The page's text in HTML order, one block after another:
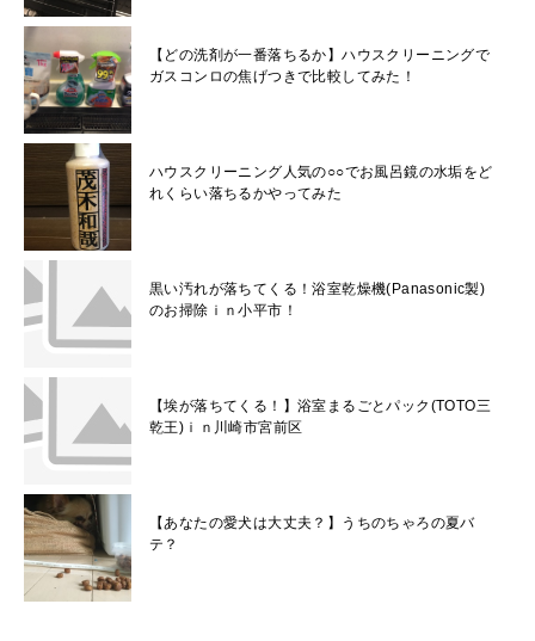
【どの洗剤が一番落ちるか】ハウスクリーニングで
ガスコンロの焦げつきで比較してみた！
ハウスクリーニング人気の○○でお風呂鏡の水垢をど
れくらい落ちるかやってみた
黒い汚れが落ちてくる！浴室乾燥機(Panasonic製)
のお掃除ｉｎ小平市！
【埃が落ちてくる！】浴室まるごとパック(TOTO三
乾王)ｉｎ川崎市宮前区
【あなたの愛犬は大丈夫？】うちのちゃろの夏バ
テ？